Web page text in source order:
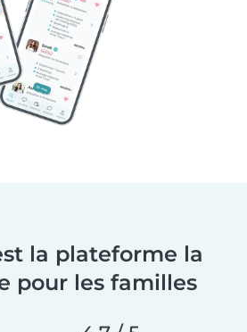
la plateforme la
pour les familles